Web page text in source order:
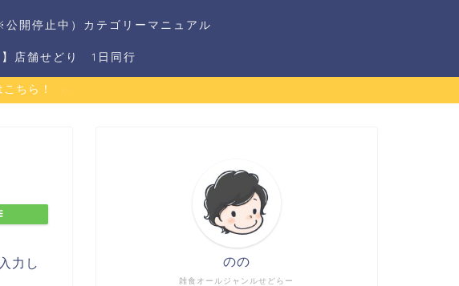
公開停止中）カテゴリーマニュアル
】店舗せどり 1日同行
ちら！
力し
雑食オールジャンルせどらー
のの